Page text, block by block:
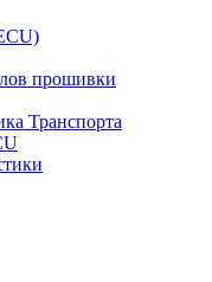
прошивки
Транспорта